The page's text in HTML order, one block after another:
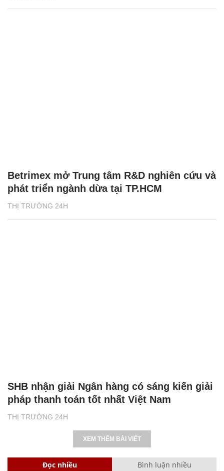
THỊ TRƯỜNG 24H
Betrimex mở Trung tâm R&D nghiên cứu và
phát triển ngành dừa tại TP.HCM
THỊ TRƯỜNG 24H
SHB nhận giải Ngân hàng có sáng kiến giải
pháp thanh toán tốt nhất Việt Nam
XEM THÊM BÀI VIẾT
Đọc nhiều Bình luận nhiều